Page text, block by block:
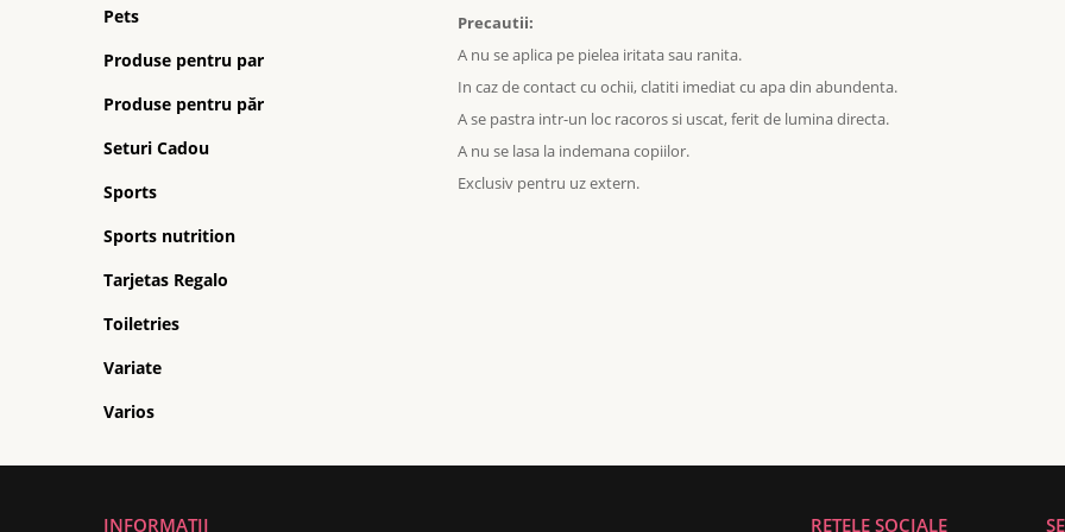
Pets
Produse pentru par
Produse pentru păr
Seturi Cadou
Sports
Sports nutrition
Tarjetas Regalo
Toiletries
Variate
Varios
Precautii:
A nu se aplica pe pielea iritata sau ranita.
In caz de contact cu ochii, clatiti imediat cu apa din abundenta.
A se pastra intr-un loc racoros si uscat, ferit de lumina directa.
A nu se lasa la indemana copiilor.
Exclusiv pentru uz extern.
INFORMATII REȚELE SOCIALE